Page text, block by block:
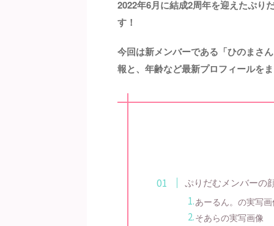
2022年6月に結成2周年を迎えたぷり
す！
今回は新メンバーである「ひのまさ
報と、年齢など最新プロフィールを
ぷりだむメンバーの
あーるん。の実写
そあらの実写画像